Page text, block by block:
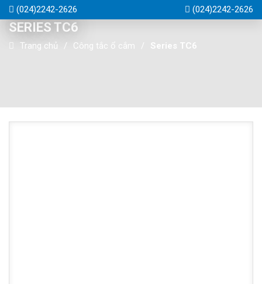
(024)2242-2626 (024)2242-2626
SERIES TC6
Trang chủ Công tắc ổ cắm Series TC6